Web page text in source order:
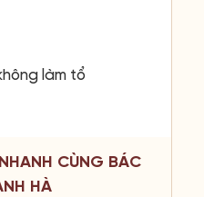
làm tổ
CÙNG BÁC
HÀ